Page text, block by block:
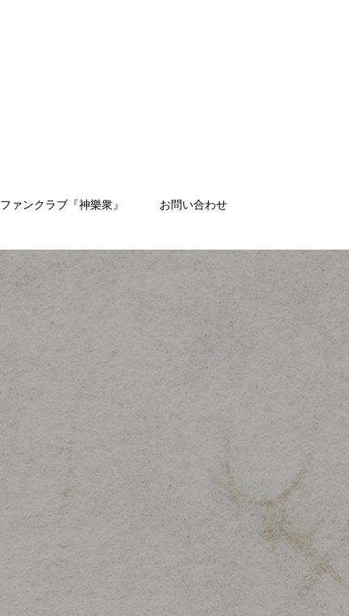
ファンクラブ『神樂衆』 お問い合わせ